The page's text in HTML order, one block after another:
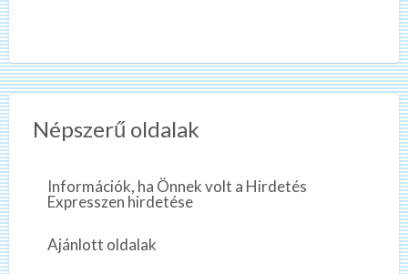
Népszerű oldalak
Információk, ha Önnek volt a Hirdetés
Expresszen hirdetése
Ajánlott oldalak